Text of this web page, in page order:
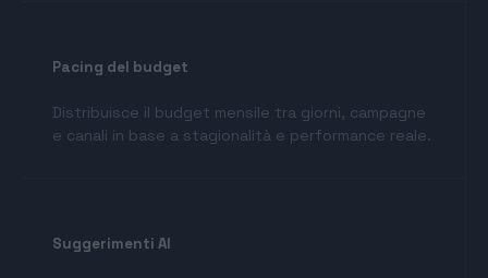
Pacing del budget
Distribuisce il budget mensile tra giorni, campagne
e canali in base a stagionalità e performance reale.
Suggerimenti AI